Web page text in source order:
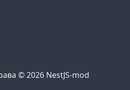
© 2026 NestJS-mod